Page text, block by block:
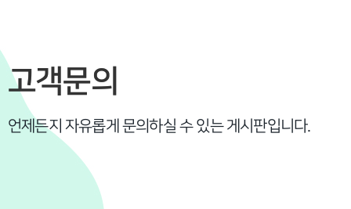
고객문의
언제든지 자유롭게 문의하실 수 있는 게시판입니다.